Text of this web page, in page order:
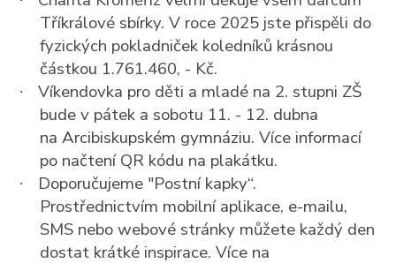
Tříkrálové sbírky. V roce 2025 jste přispěli do
fyzických pokladniček koledníků krásnou
částkou 1.761.460, - Kč.
·
Víkendovka pro děti a mladé na 2. stupni ZŠ
bude v pátek a sobotu 11. - 12. dubna
na Arcibiskupském gymnáziu. Více informací
po načtení QR kódu na plakátku.
·
Doporučujeme "Postní kapky“.
Prostřednictvím mobilní aplikace, e-mailu,
SMS nebo webové stránky můžete každý den
dostat krátké inspirace. Více na